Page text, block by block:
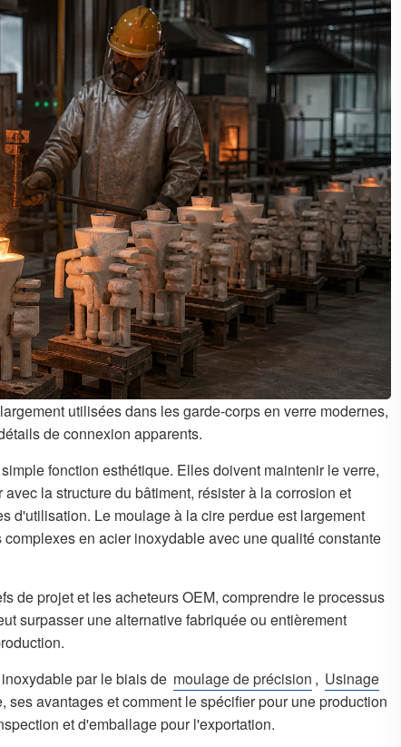
utilisées dans les garde-corps en verre modernes,
de connexion apparents.
fonction esthétique. Elles doivent maintenir le verre,
la structure du bâtiment, résister à la corrosion et
d'utilisation. Le moulage à la cire perdue est largement
en acier inoxydable avec une qualité constante
de projet et les acheteurs OEM, comprendre le processus
surpasser une alternative fabriquée ou entièrement
par le biais de moulage de précision , Usinage
avantages et comment le spécifier pour une production
et d'emballage pour l'exportation.